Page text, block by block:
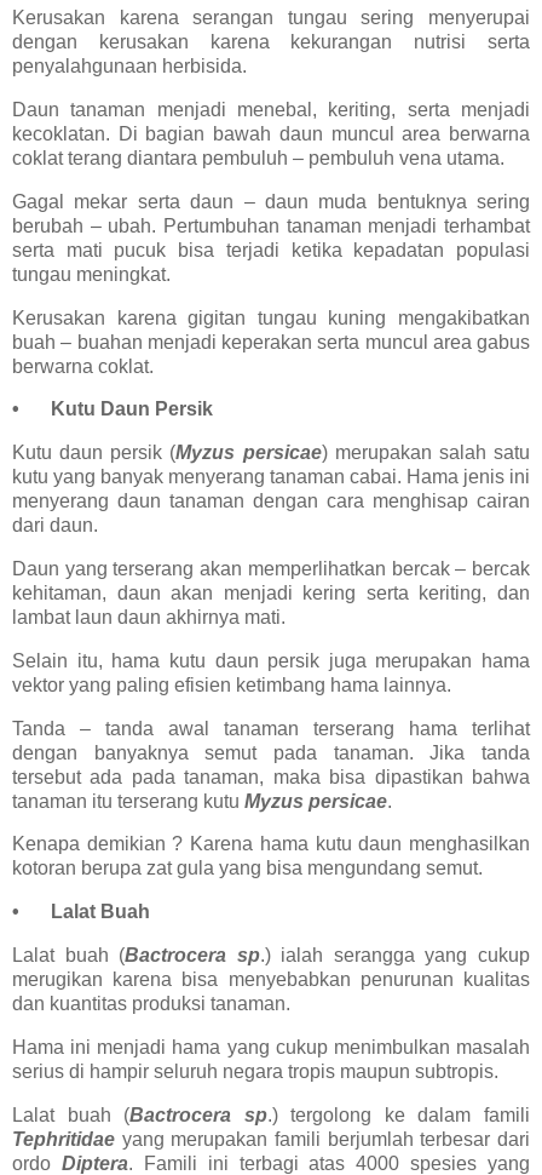
Kerusakan karena serangan tungau sering menyerupai
dengan kerusakan karena kekurangan nutrisi serta
penyalahgunaan herbisida.
Daun tanaman menjadi menebal, keriting, serta menjadi
kecoklatan. Di bagian bawah daun muncul area berwarna
coklat terang diantara pembuluh – pembuluh vena utama.
Gagal mekar serta daun – daun muda bentuknya sering
berubah – ubah. Pertumbuhan tanaman menjadi terhambat
serta mati pucuk bisa terjadi ketika kepadatan populasi
tungau meningkat.
Kerusakan karena gigitan tungau kuning mengakibatkan
buah – buahan menjadi keperakan serta muncul area gabus
berwarna coklat.
• Kutu Daun Persik
Kutu daun persik (Myzus persicae) merupakan salah satu
kutu yang banyak menyerang tanaman cabai. Hama jenis ini
menyerang daun tanaman dengan cara menghisap cairan
dari daun.
Daun yang terserang akan memperlihatkan bercak – bercak
kehitaman, daun akan menjadi kering serta keriting, dan
lambat laun daun akhirnya mati.
Selain itu, hama kutu daun persik juga merupakan hama
vektor yang paling efisien ketimbang hama lainnya.
Tanda – tanda awal tanaman terserang hama terlihat
dengan banyaknya semut pada tanaman. Jika tanda
tersebut ada pada tanaman, maka bisa dipastikan bahwa
tanaman itu terserang kutu Myzus persicae.
Kenapa demikian ? Karena hama kutu daun menghasilkan
kotoran berupa zat gula yang bisa mengundang semut.
• Lalat Buah
Lalat buah (Bactrocera sp.) ialah serangga yang cukup
merugikan karena bisa menyebabkan penurunan kualitas
dan kuantitas produksi tanaman.
Hama ini menjadi hama yang cukup menimbulkan masalah
serius di hampir seluruh negara tropis maupun subtropis.
Lalat buah (Bactrocera sp.) tergolong ke dalam famili
Tephritidae yang merupakan famili berjumlah terbesar dari
ordo Diptera. Famili ini terbagi atas 4000 spesies yang